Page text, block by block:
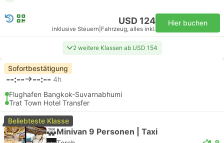
USD 124
inklusive Steuern Fahrzeug, alles inkl.
Hier buchen
2 weitere Klassen ab USD 154
Sofortbestätigung
--:-- --:-- 4h
Flughafen Bangkok-Suvarnabhumi
Trat Town Hotel Transfer
Beliebteste Klasse
Minivan 9 Personen | Taxi